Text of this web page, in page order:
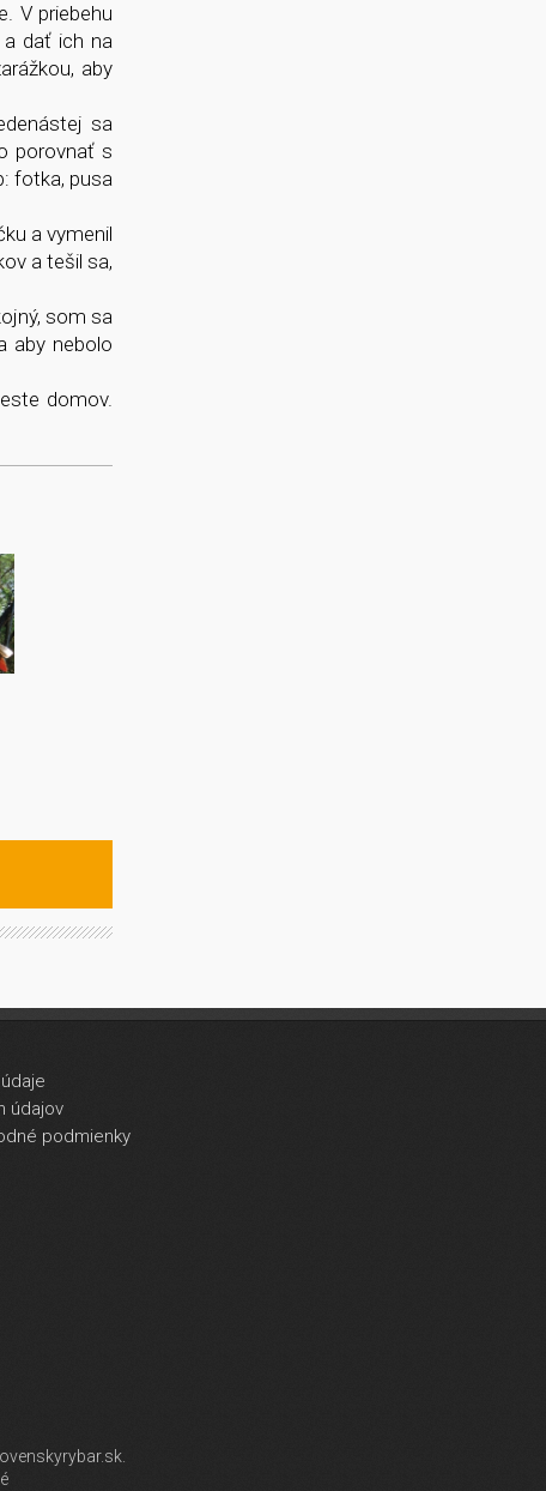
V priebehu
a dať ich na
aby
sa
porovnať s
fotka, pusa
a vymenil
a tešil sa,
som sa
aby nebolo
domov.
údajov
podmienky